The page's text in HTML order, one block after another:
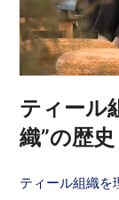
ティール
織”の歴史
ティール組織を